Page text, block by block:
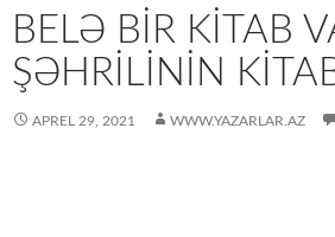
BELƏ BİR KİTAB
ŞƏHRİLİNİN
APREL 29, 2021 WWW.YAZARLAR.AZ